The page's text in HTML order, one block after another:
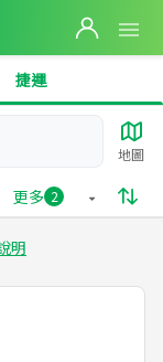
捷運
地圖
更多 2
明